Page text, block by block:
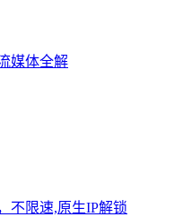
媒体全解
不限速,原生IP解锁